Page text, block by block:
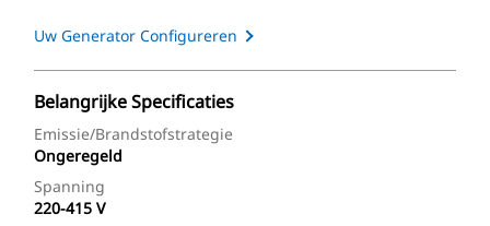
Uw Generator Configureren
Belangrijke Specificaties
Emissie/brandstofstrategie
Ongeregeld
Spanning
220-415 V